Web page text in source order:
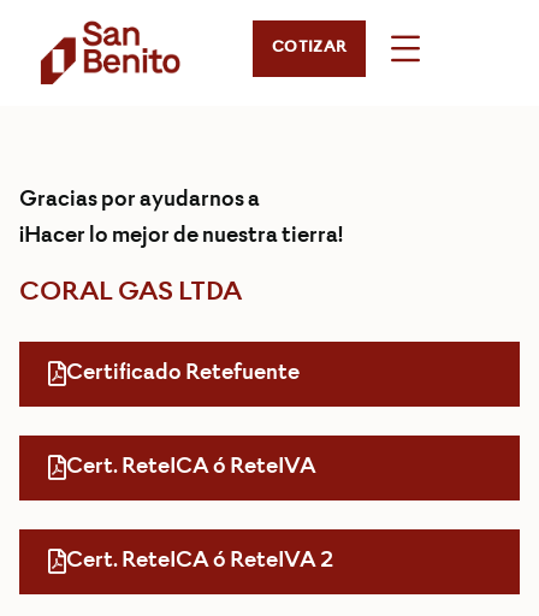
COTIZAR
Gracias por ayudarnos a
¡Hacer lo mejor de nuestra tierra!
CORAL GAS LTDA
Certificado Retefuente
Cert. ReteICA ó ReteIVA
Cert. ReteICA ó ReteIVA 2